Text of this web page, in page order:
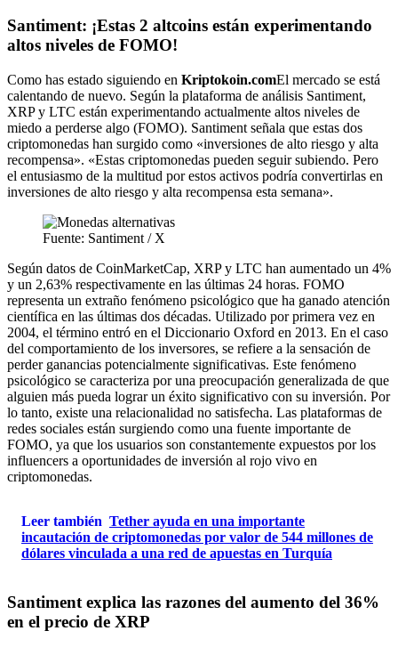
Santiment: ¡Estas 2 altcoins están experimentando
altos niveles de FOMO!
Como has estado siguiendo en Kriptokoin.comEl mercado se está
calentando de nuevo. Según la plataforma de análisis Santiment,
XRP y LTC están experimentando actualmente altos niveles de
miedo a perderse algo (FOMO). Santiment señala que estas dos
criptomonedas han surgido como «inversiones de alto riesgo y alta
recompensa». «Estas criptomonedas pueden seguir subiendo. Pero
el entusiasmo de la multitud por estos activos podría convertirlas en
inversiones de alto riesgo y alta recompensa esta semana».
Fuente: Santiment / X
Según datos de CoinMarketCap, XRP y LTC han aumentado un 4%
y un 2,63% respectivamente en las últimas 24 horas. FOMO
representa un extraño fenómeno psicológico que ha ganado atención
científica en las últimas dos décadas. Utilizado por primera vez en
2004, el término entró en el Diccionario Oxford en 2013. En el caso
del comportamiento de los inversores, se refiere a la sensación de
perder ganancias potencialmente significativas. Este fenómeno
psicológico se caracteriza por una preocupación generalizada de que
alguien más pueda lograr un éxito significativo con su inversión. Por
lo tanto, existe una relacionalidad no satisfecha. Las plataformas de
redes sociales están surgiendo como una fuente importante de
FOMO, ya que los usuarios son constantemente expuestos por los
influencers a oportunidades de inversión al rojo vivo en
criptomonedas.
Leer también Tether ayuda en una importante
incautación de criptomonedas por valor de 544 millones de
dólares vinculada a una red de apuestas en Turquía
Santiment explica las razones del aumento del 36%
en el precio de XRP